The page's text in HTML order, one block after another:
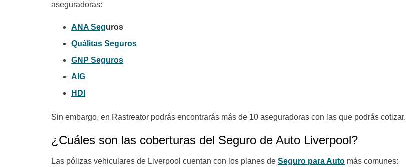
aseguradoras:
ANA Seguros
Quálitas Seguros
GNP Seguros
AIG
HDI
Sin embargo, en Rastreator podrás encontrarás más de 10 aseguradoras con las que podrás cotizar.
¿Cuáles son las coberturas del Seguro de Auto Liverpool?
Las pólizas vehiculares de Liverpool cuentan con los planes de Seguro para Auto más comunes: